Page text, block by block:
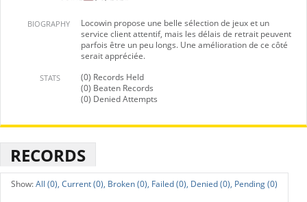
BIOGRAPHY
Locowin propose une belle sélection de jeux et un
service client attentif, mais les délais de retrait peuvent
parfois être un peu longs. Une amélioration de ce côté
serait appréciée.
STATS
(0) Records Held
(0) Beaten Records
(0) Denied Attempts
RECORDS
All (0), Current (0), Broken (0), Failed (0), Denied (0), Pending (0)